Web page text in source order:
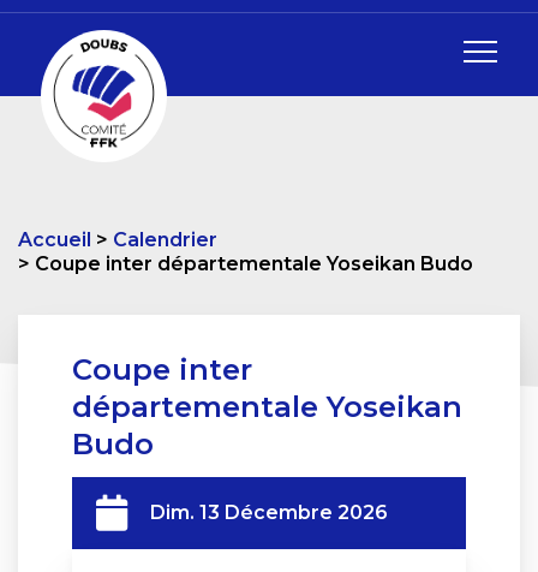
Accueil
Calendrier
Coupe inter départementale Yoseikan Budo
Coupe inter
départementale Yoseikan
Budo
Dim. 13 Décembre 2026